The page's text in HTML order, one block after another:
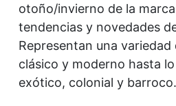
otoño/invierno de la
tendencias y novedades
Representan una variedad
clásico y moderno hasta
exótico, colonial y barroco.